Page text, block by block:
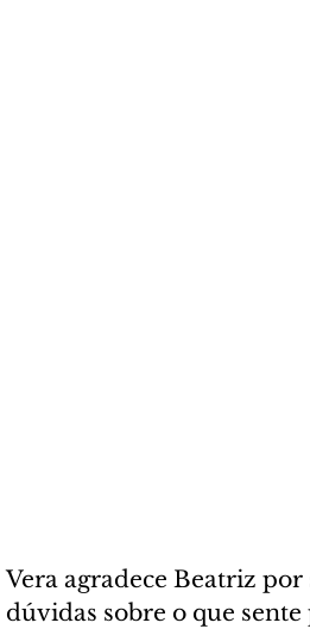
Vera agradece Beatriz
dúvidas sobre o que